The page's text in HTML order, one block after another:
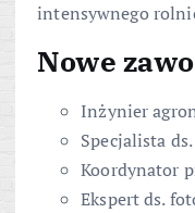
intensywnego
Nowe
Inżynier
Specjalista
Koordynator
Ekspert ds.